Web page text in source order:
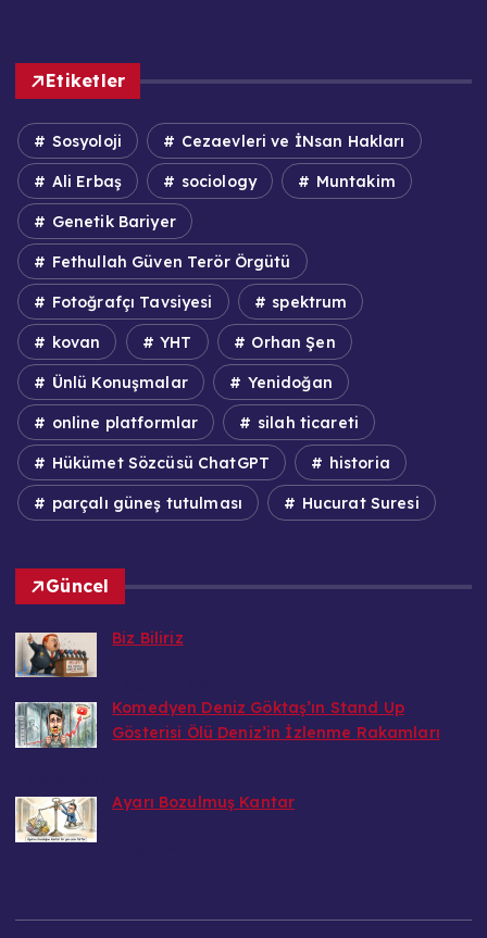
Etiketler
Sosyoloji Cezaevleri ve İNsan Hakları
Ali Erbaş sociology Muntakim
Genetik Bariyer
Fethullah Güven Terör Örgütü
Fotoğrafçı Tavsiyesi spektrum
kovan YHT Orhan Şen
Ünlü Konuşmalar Yenidoğan
online platformlar silah ticareti
Hükümet Sözcüsü ChatGPT historia
parçalı güneş tutulması Hucurat Suresi
Güncel
Biz Biliriz
Komedyen Deniz Göktaş’ın Stand Up
Gösterisi Ölü Deniz’in İzlenme Rakamları
Ayarı Bozulmuş Kantar